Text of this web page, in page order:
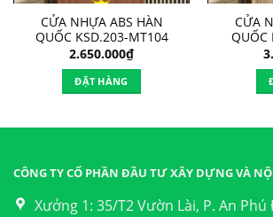
CỬA NHỰA ABS HÀN
QUỐC KSD.203-MT104
2.650.000₫
ĐẶT HÀNG
CỬA
QUỐC
CÔNG TY CỔ PHẦN ĐẦU TƯ XÂY DỰNG VÀ
Xưởng 1: 35/T2 Vườn Lài, P. An Phú